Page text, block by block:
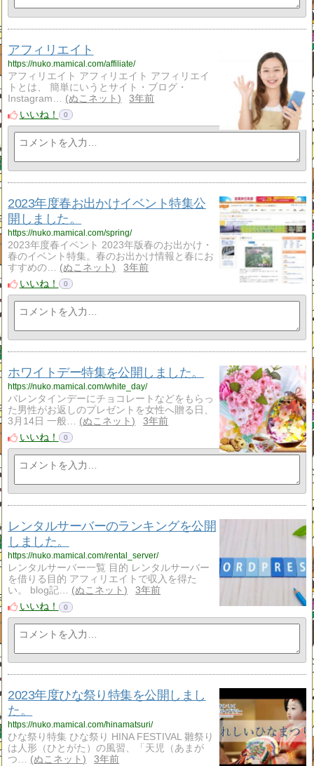
アフィリエイト
https://nuko.mamical.com/affiliate/
アフィリエイト アフィリエイト アフィリエイ
トとは、 簡単にいうとサイト・ブログ・
Instagram…
ぬこネット
3年前
いいね！
0
2023年度春お出かけイベント特集公
開しました。
https://nuko.mamical.com/spring/
2023年度春イベント 2023年版春のお出かけ・
春のイベント特集。春のお出かけ情報と春にお
すすめの…
ぬこネット
3年前
いいね！
0
ホワイトデー特集を公開しました。
https://nuko.mamical.com/white_day/
バレンタインデーにチョコレートなどをもらっ
た男性がお返しのプレゼントを女性へ贈る日、
3月14日 一般…
ぬこネット
3年前
いいね！
0
レンタルサーバーのランキングを公開
しました。
https://nuko.mamical.com/rental_server/
レンタルサーバー一覧 目的 レンタルサーバー
を借りる目的 アフィリエイトで収入を得た
い。 blog記…
ぬこネット
3年前
いいね！
0
2023年度ひな祭り特集を公開しまし
た。
https://nuko.mamical.com/hinamatsuri/
ひな祭り特集 ひな祭り HINA FESTIVAL 雛祭り
は人形（ひとがた）の風習、「天児（あまが
つ…
ぬこネット
3年前